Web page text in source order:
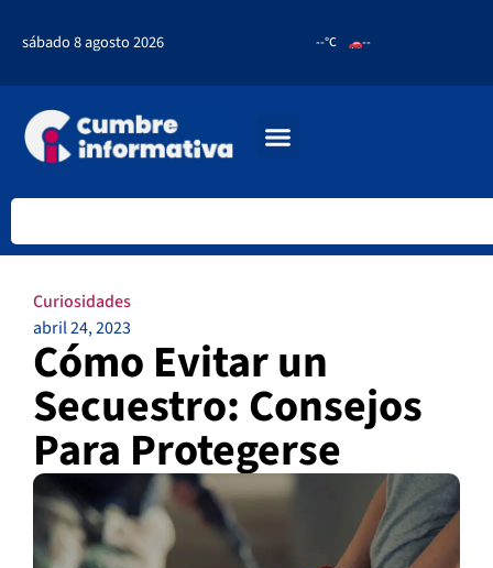
sábado 8 agosto 2026 --°C --
Curiosidades
abril 24, 2023
Cómo Evitar un
Secuestro: Consejos
Para Protegerse